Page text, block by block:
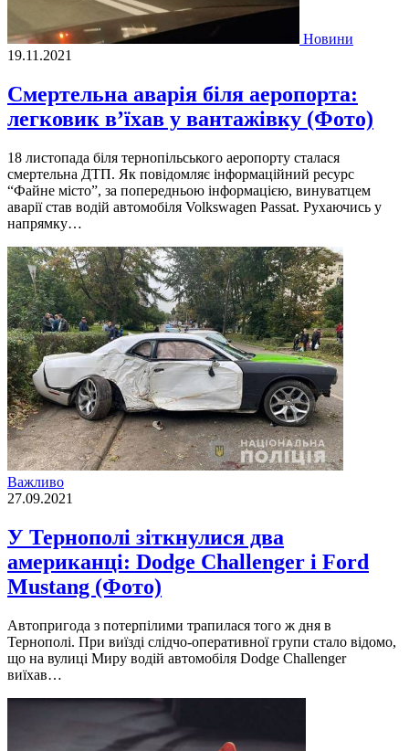
Новини
19.11.2021
Смертельна аварія біля аеропорта:
легковик в’їхав у вантажівку (Фото)
18 листопада біля тернопільського аеропорту сталася
смертельна ДТП. Як повідомляє інформаційний ресурс
“Файне місто”, за попередньою інформацією, винуватцем
аварії став водій автомобіля Volkswagen Passat. Рухаючись у
напрямку…
Важливо
27.09.2021
У Тернополі зіткнулися два
американці: Dodge Challenger і Ford
Mustang (Фото)
Автопригода з потерпілими трапилася того ж дня в
Тернополі. При виїзді слідчо-оперативної групи стало відомо,
що на вулиці Миру водій автомобіля Dodge Challenger
виїхав…